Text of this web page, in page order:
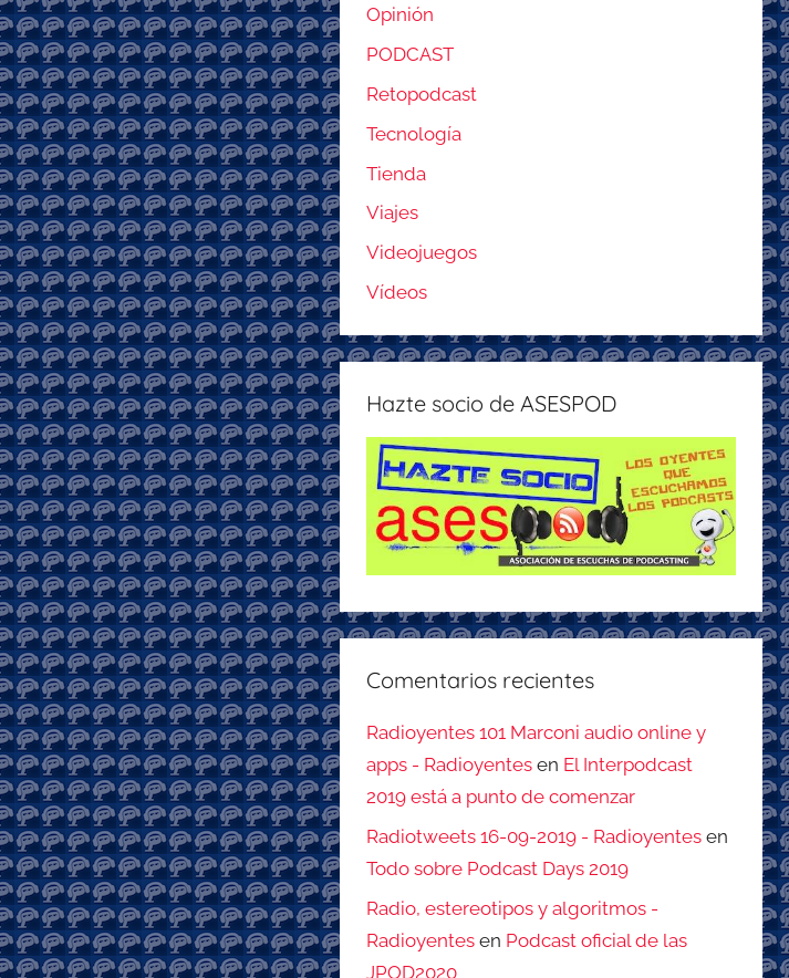
Opinión
PODCAST
Retopodcast
Tecnología
Tienda
Viajes
Videojuegos
Vídeos
Hazte socio de ASESPOD
Comentarios recientes
Radioyentes 101 Marconi audio online y
apps - Radioyentes en El Interpodcast
2019 está a punto de comenzar
Radiotweets 16-09-2019 - Radioyentes en
Todo sobre Podcast Days 2019
Radio, estereotipos y algoritmos -
Radioyentes en Podcast oficial de las
JPOD2020